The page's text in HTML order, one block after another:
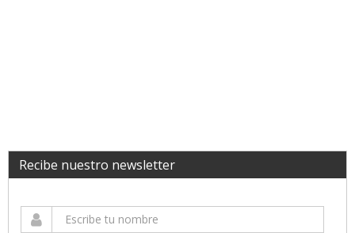
Recibe nuestro newsletter